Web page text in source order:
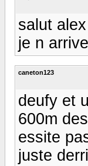
salut
je n
caneton123
deufy et
600m
essite
juste